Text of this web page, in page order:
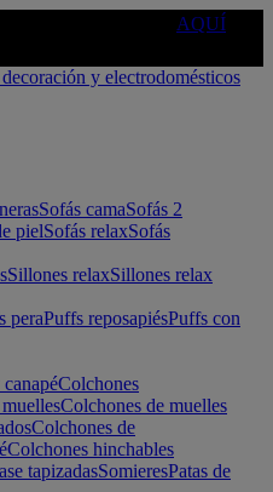
AQUÍ
Sofás camaSofás 2
pielSofás relaxSofás
Sillones relaxSillones relax
peraPuffs reposapiésPuffs con
Colchones
Colchones de muelles
Colchones de
Colchones hinchables
tapizadasSomieresPatas de